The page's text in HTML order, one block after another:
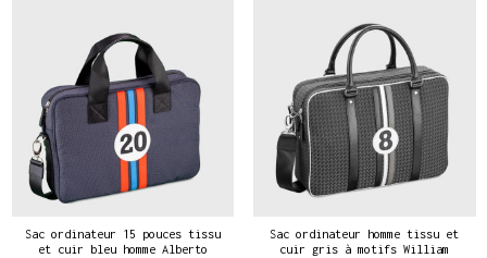
Sac ordinateur 15 pouces tissu
et cuir bleu homme Alberto
Sac ordinateur homme tissu et
cuir gris à motifs William